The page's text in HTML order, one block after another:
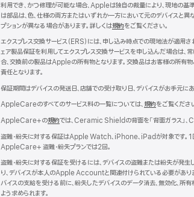
利用でき、かつ修理が可能な場合、Appleは独自の裁量により、現地の
は部品は、色、仕様の両方またはいずれか一方において元のデバイスと異
プションが異なる場合があります。詳しくは規約（新
ウ
イ
ン
ウ
開
き
す）
をご覧ください。
エクスプレス交換サービス（ERS）には、申し込み時点での現地法が適用
ェア製品保証を利用してエクスプレス交換サービスを申し込んだ場合は
合、交換前の製品はAppleの所有物となります。交換品はお客様の所有物
責任となります。
保証期間はデバイスの発送日、店舗での受け取り日、デバイスがお手元に
AppleCareのすべてのサービス料の一覧については、規約（新
ウ
イ
ウ
で
開
をご覧くださ
AppleCare+の規約（新
ウ
イ
ン
ド
ウ
では、Ceramic Shieldの背面を「背面ガラス」、
盗難・紛失に対する保証はApple Watch、iPhone、iPadが対象です。1
AppleCare+ 盗難・紛失プランでは2回。
盗難・紛失に対する保証を受けるには、デバイスの盗難または紛失が発生
り、デバイスが本人のApple Accountと関連付けられている必要がありま
バイスの支給を受ける前に、紛失したデバイスのデータ消去、無効化、所
よう求められます。